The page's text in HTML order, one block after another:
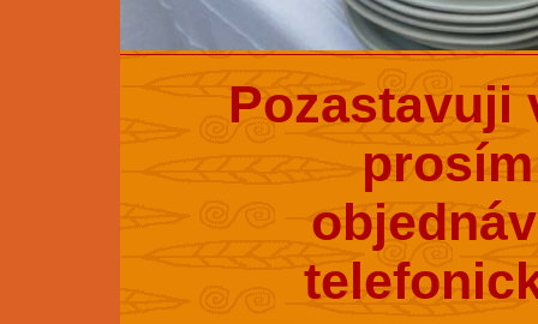
Pozastavuji